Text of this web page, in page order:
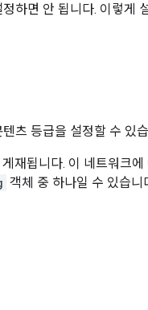
정하면 안 됩니다. 이렇게
츠 등급을 설정할 수 있
재됩니다. 이 네트워크
객체 중 하나일 수 있습니